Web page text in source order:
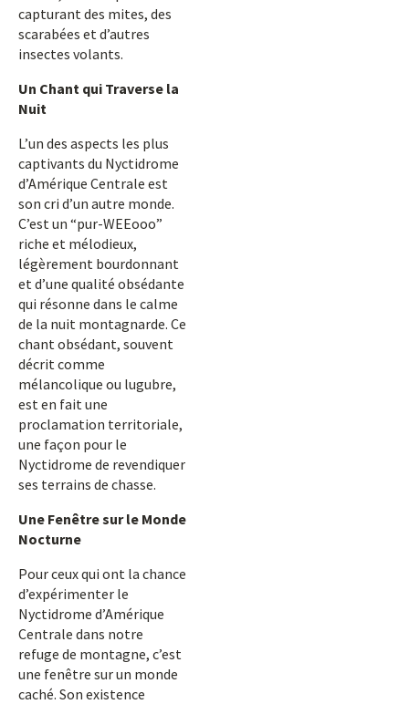
capturant des mites, des
scarabées et d’autres
insectes volants.
Un Chant qui Traverse la
Nuit
L’un des aspects les plus
captivants du Nyctidrome
d’Amérique Centrale est
son cri d’un autre monde.
C’est un “pur-WEEooo”
riche et mélodieux,
légèrement bourdonnant
et d’une qualité obsédante
qui résonne dans le calme
de la nuit montagnarde. Ce
chant obsédant, souvent
décrit comme
mélancolique ou lugubre,
est en fait une
proclamation territoriale,
une façon pour le
Nyctidrome de revendiquer
ses terrains de chasse.
Une Fenêtre sur le Monde
Nocturne
Pour ceux qui ont la chance
d’expérimenter le
Nyctidrome d’Amérique
Centrale dans notre
refuge de montagne, c’est
une fenêtre sur un monde
caché. Son existence